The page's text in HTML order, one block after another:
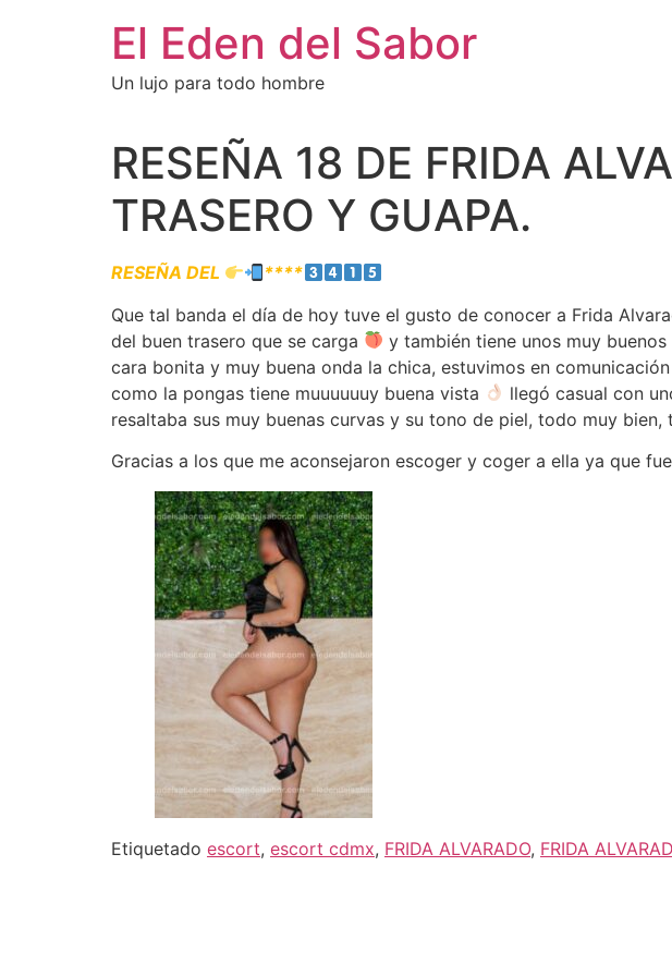
El Eden del Sabor
Un lujo para todo hombre
RESEÑA 18 DE FRIDA
TRASERO Y GUAPA.
RESEÑA DEL
****
Que tal banda el día de hoy tuve el gusto de conocer a Frida
del buen trasero que se carga
y también tiene unos muy
cara bonita y muy buena onda la chica, estuvimos en
como la pongas tiene muuuuuuy buena vista
llegó casual con
resaltaba sus muy buenas curvas y su tono de piel, todo muy
Gracias a los que me aconsejaron escoger y coger a ella ya que
Etiquetado escort, escort cdmx, FRIDA ALVARADO, FRIDA